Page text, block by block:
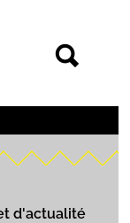
d'actualité